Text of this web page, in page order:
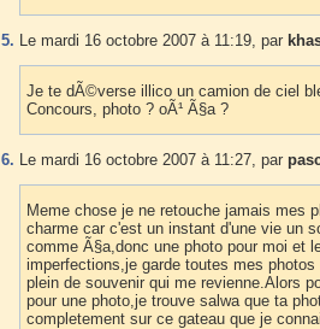
5. Le mardi 16 octobre 2007 à 11:19, par
Je te dÃ©verse illico un camion de ciel
Concours, photo ? oÃ¹ Ã§a ?
6. Le mardi 16 octobre 2007 à 11:27, par
Meme chose je ne retouche jamais mes
charme car c'est un instant d'une vie un
comme Ã§a,donc une photo pour moi et
imperfections,je garde toutes mes
plein de souvenir qui me revienne.Alors
pour une photo,je trouve salwa que ta
completement sur ce gateau que je